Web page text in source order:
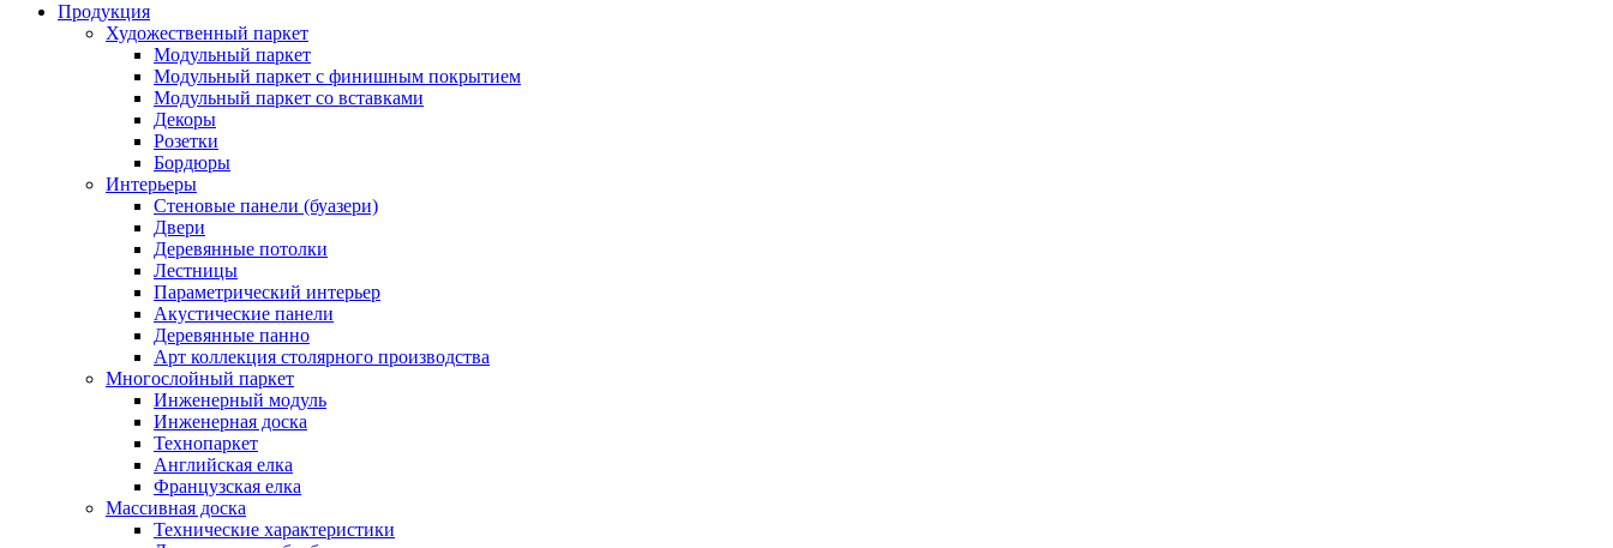
Продукция
Художественный паркет
Модульный паркет
Модульный паркет с финишным покрытием
Модульный паркет со вставками
Декоры
Розетки
Бордюры
Интерьеры
Стеновые панели (буазери)
Двери
Деревянные потолки
Лестницы
Параметрический интерьер
Акустические панели
Деревянные панно
Арт коллекция столярного производства
Многослойный паркет
Инженерный модуль
Инженерная доска
Технопаркет
Английская елка
Французская елка
Массивная доска
Технические характеристики